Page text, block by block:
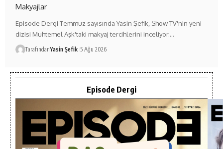
Makyajlar
Episode Dergi Temmuz sayısında Yasin Şefik, Show TV'nin yeni
dizisi Muhtemel Aşk'taki makyaj tercihlerini inceliyor.…
TarafındanYasin Şefik 5 Ağu 2026
Episode Dergi